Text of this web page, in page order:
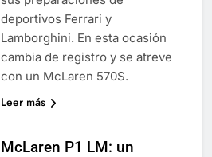
deportivos Ferrari y
Lamborghini. En esta ocasión
cambia de registro y se atreve
con un McLaren 570S.
Leer más
McLaren P1 LM: un